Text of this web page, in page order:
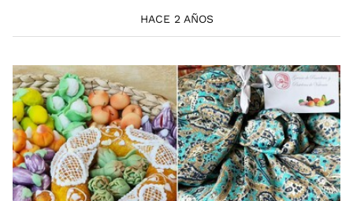
HACE 2 AÑOS